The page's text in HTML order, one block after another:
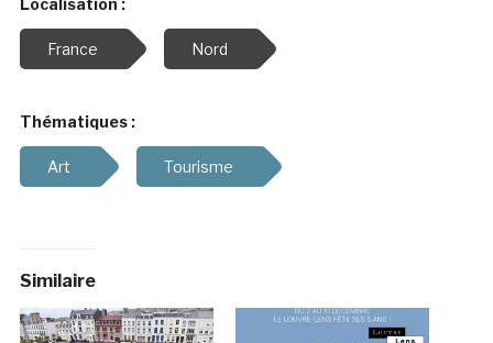
Localisation :
France Nord
Thématiques :
Art Tourisme
Similaire